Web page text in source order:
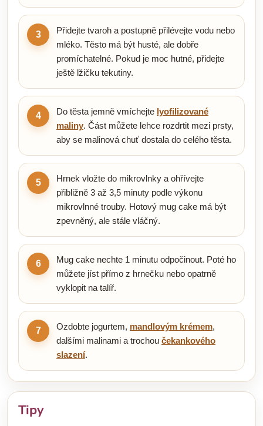
3
Přidejte tvaroh a postupně přilévejte vodu nebo
mléko. Těsto má být husté, ale dobře
promíchatelné. Pokud je moc hutné, přidejte
ještě lžičku tekutiny.
4 Do těsta jemně vmíchejte lyofilizované
maliny. Část můžete lehce rozdrtit mezi prsty,
aby se malinová chuť dostala do celého těsta.
5
Hrnek vložte do mikrovlnky a ohřívejte
přibližně 3 až 3,5 minuty podle výkonu
mikrovlnné trouby. Hotový mug cake má být
zpevněný, ale stále vláčný.
6
Mug cake nechte 1 minutu odpočinout. Poté ho
můžete jíst přímo z hrnečku nebo opatrně
vyklopit na talíř.
7 Ozdobte jogurtem, mandlovým krémem,
dalšími malinami a trochou čekankového
slazení.
Tipy